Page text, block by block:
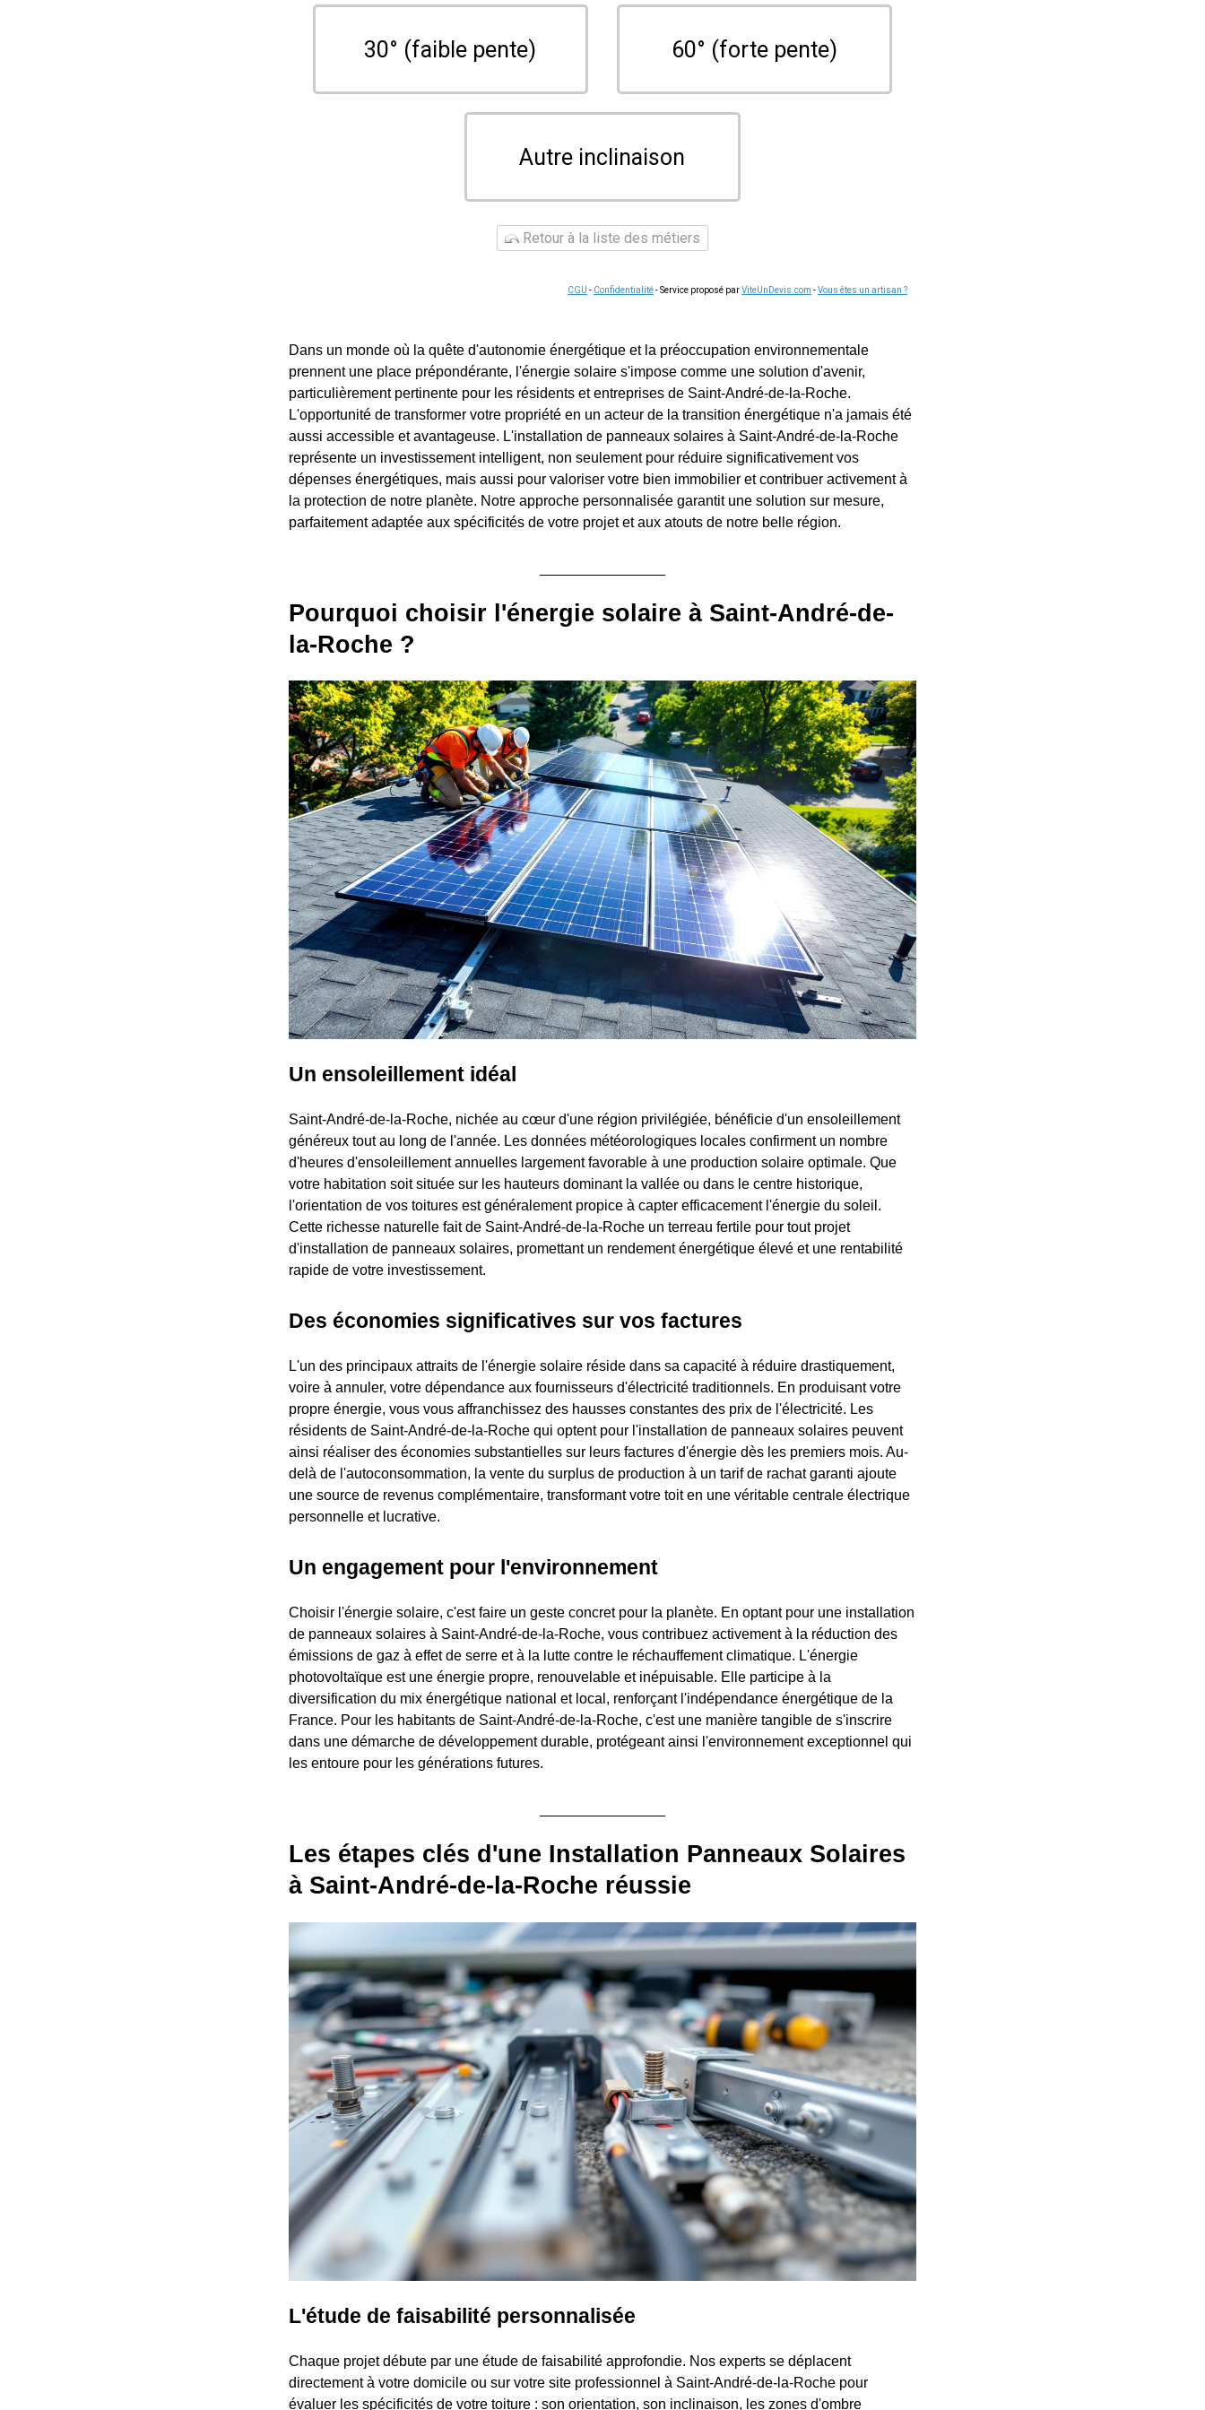
30° (faible pente) 60° (forte pente)
Autre inclinaison
Retour à la liste des métiers
CGU - Confidentialité- Service proposé parViteUnDevis.com -Vous êtes un artisan ?
Dans un monde où la quête d'autonomie énergétique et la préoccupation environnementale
prennent une place prépondérante, l'énergie solaire s'impose comme une solution d'avenir,
particulièrement pertinente pour les résidents et entreprises de Saint-André-de-la-Roche.
L'opportunité de transformer votre propriété en un acteur de la transition énergétique n'a jamais été
aussi accessible et avantageuse. L'installation de panneaux solaires à Saint-André-de-la-Roche
représente un investissement intelligent, non seulement pour réduire significativement vos
dépenses énergétiques, mais aussi pour valoriser votre bien immobilier et contribuer activement à
la protection de notre planète. Notre approche personnalisée garantit une solution sur mesure,
parfaitement adaptée aux spécificités de votre projet et aux atouts de notre belle région.
Pourquoi choisir l'énergie solaire à Saint-André-de-
la-Roche ?
Un ensoleillement idéal
Saint-André-de-la-Roche, nichée au cœur d'une région privilégiée, bénéficie d'un ensoleillement
généreux tout au long de l'année. Les données météorologiques locales confirment un nombre
d'heures d'ensoleillement annuelles largement favorable à une production solaire optimale. Que
votre habitation soit située sur les hauteurs dominant la vallée ou dans le centre historique,
l'orientation de vos toitures est généralement propice à capter efficacement l'énergie du soleil.
Cette richesse naturelle fait de Saint-André-de-la-Roche un terreau fertile pour tout projet
d'installation de panneaux solaires, promettant un rendement énergétique élevé et une rentabilité
rapide de votre investissement.
Des économies significatives sur vos factures
L'un des principaux attraits de l'énergie solaire réside dans sa capacité à réduire drastiquement,
voire à annuler, votre dépendance aux fournisseurs d'électricité traditionnels. En produisant votre
propre énergie, vous vous affranchissez des hausses constantes des prix de l'électricité. Les
résidents de Saint-André-de-la-Roche qui optent pour l'installation de panneaux solaires peuvent
ainsi réaliser des économies substantielles sur leurs factures d'énergie dès les premiers mois. Au-
delà de l'autoconsommation, la vente du surplus de production à un tarif de rachat garanti ajoute
une source de revenus complémentaire, transformant votre toit en une véritable centrale électrique
personnelle et lucrative.
Un engagement pour l'environnement
Choisir l'énergie solaire, c'est faire un geste concret pour la planète. En optant pour une installation
de panneaux solaires à Saint-André-de-la-Roche, vous contribuez activement à la réduction des
émissions de gaz à effet de serre et à la lutte contre le réchauffement climatique. L'énergie
photovoltaïque est une énergie propre, renouvelable et inépuisable. Elle participe à la
diversification du mix énergétique national et local, renforçant l'indépendance énergétique de la
France. Pour les habitants de Saint-André-de-la-Roche, c'est une manière tangible de s'inscrire
dans une démarche de développement durable, protégeant ainsi l'environnement exceptionnel qui
les entoure pour les générations futures.
Les étapes clés d'une Installation Panneaux Solaires
à Saint-André-de-la-Roche réussie
L'étude de faisabilité personnalisée
Chaque projet débute par une étude de faisabilité approfondie. Nos experts se déplacent
directement à votre domicile ou sur votre site professionnel à Saint-André-de-la-Roche pour
évaluer les spécificités de votre toiture : son orientation, son inclinaison, les zones d'ombre